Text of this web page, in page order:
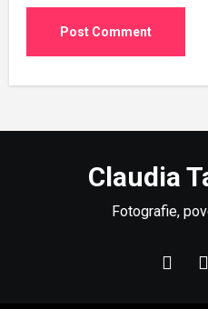
Claudia
Fotografie,